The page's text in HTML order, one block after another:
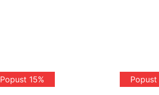
Popust 15% Popust